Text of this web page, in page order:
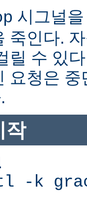
시그널
죽인다.
릴 수 있
요청은
작
-k